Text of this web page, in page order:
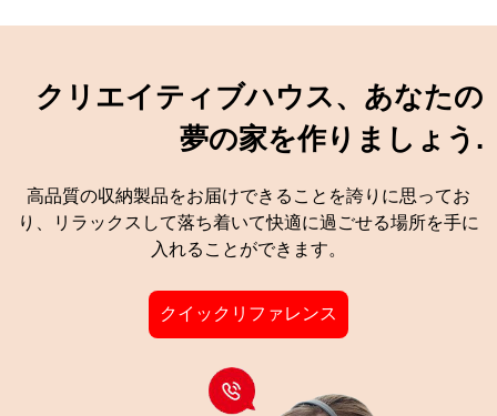
クリエイティブハウス、あなたの
夢の家を作りましょう.
高品質の収納製品をお届けできることを誇りに思ってお
り、リラックスして落ち着いて快適に過ごせる場所を手に
入れることができます。
クイックリファレンス